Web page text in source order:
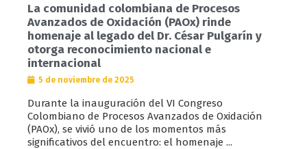
La comunidad colombiana de Procesos
Avanzados de Oxidación (PAOx) rinde
homenaje al legado del Dr. César Pulgarín y
otorga reconocimiento nacional e
internacional
5 de noviembre de 2025
Durante la inauguración del VI Congreso
Colombiano de Procesos Avanzados de Oxidación
(PAOx), se vivió uno de los momentos más
significativos del encuentro: el homenaje ...